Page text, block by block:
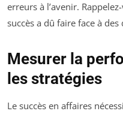
erreurs à l’avenir.
succès a dû faire face à
Mesurer la
les stratégies
Le succès en affaires